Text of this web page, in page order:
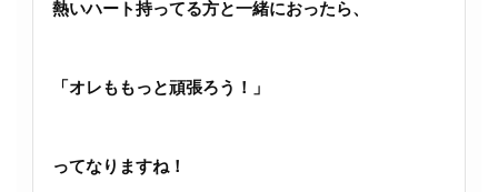
熱いハート持ってる方と一緒におったら、
「オレももっと頑張ろう！」
ってなりますね！